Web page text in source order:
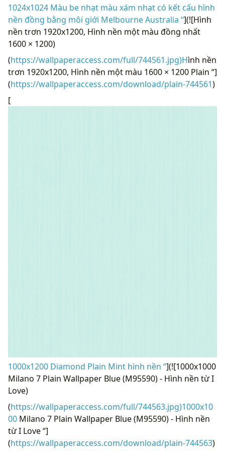
1024x1024 Màu be nhạt màu xám nhạt có kết cấu hình
nền đồng bằng môi giới Melbourne Australia “](![Hình
nền trơn 1920x1200, Hình nền một màu đồng nhất
1600 × 1200)
(https://wallpaperaccess.com/full/744561.jpg)Hình nền
trơn 1920x1200, Hình nền một màu 1600 × 1200 Plain “]
(https://wallpaperaccess.com/download/plain-744561)
[
1000x1200 Diamond Plain Mint hình nền “](![1000x1000
Milano 7 Plain Wallpaper Blue (M95590) - Hình nền từ I
Love)
(https://wallpaperaccess.com/full/744563.jpg)1000x10
00 Milano 7 Plain Wallpaper Blue (M95590) - Hình nền
từ I Love “]
(https://wallpaperaccess.com/download/plain-744563)